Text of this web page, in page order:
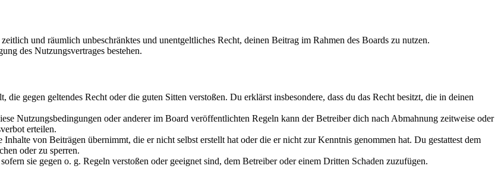
und räumlich unbeschränktes und unentgeltliches Recht, deinen Beitrag im Rahmen des Boards zu nutzen.
des Nutzungsvertrages bestehen.
gegen geltendes Recht oder die guten Sitten verstoßen. Du erklärst insbesondere, dass du das Recht besitzt, die in deinen
Nutzungsbedingungen oder anderer im Board veröffentlichten Regeln kann der Betreiber dich nach Abmahnung zeitweise oder
erteilen.
von Beiträgen übernimmt, die er nicht selbst erstellt hat oder die er nicht zur Kenntnis genommen hat. Du gestattest dem
oder zu sperren.
sie gegen o. g. Regeln verstoßen oder geeignet sind, dem Betreiber oder einem Dritten Schaden zuzufügen.